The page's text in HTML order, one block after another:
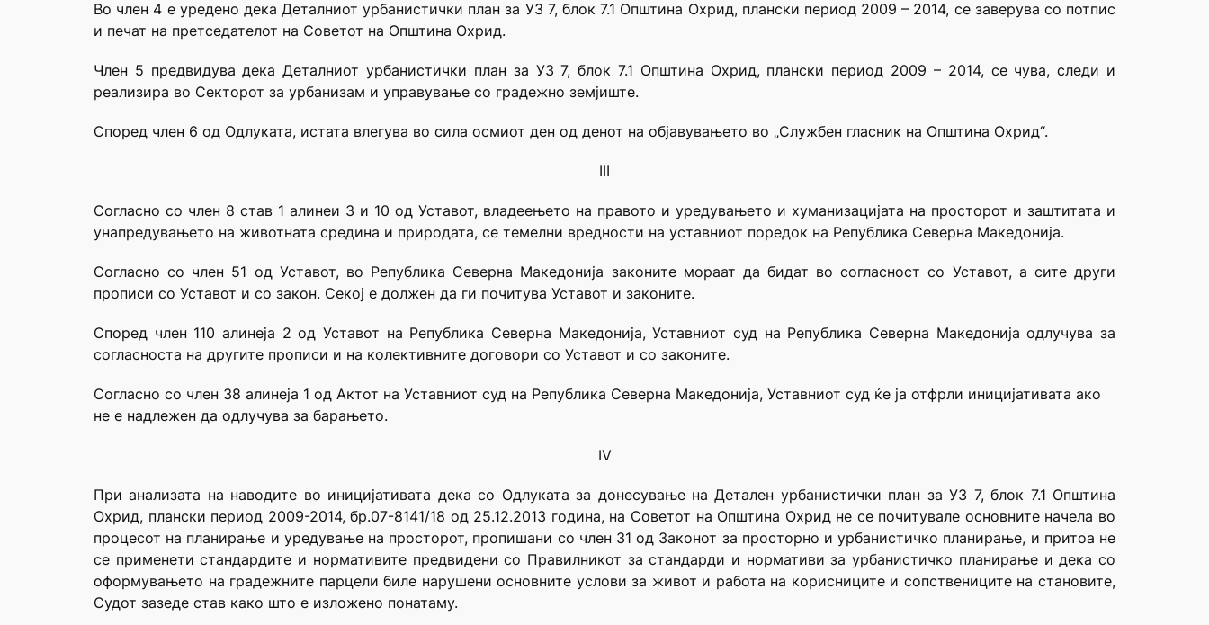
Во член 4 е уредено дека Деталниот урбанистички план за УЗ 7, блок 7.1 Општина Охрид, плански период 2009 – 2014, се заверува со потпис
и печат на претседателот на Советот на Општина Охрид.
Член 5 предвидува дека Деталниот урбанистички план за УЗ 7, блок 7.1 Општина Охрид, плански период 2009 – 2014, се чува, следи и
реализира во Секторот за урбанизам и управување со градежно земјиште.
Според член 6 од Одлуката, истата влегува во сила осмиот ден од денот на објавувањето во „Службен гласник на Општина Охрид“.
III
Согласно со член 8 став 1 алинеи 3 и 10 од Уставот, владеењето на правото и уредувањето и хуманизацијата на просторот и заштитата и
унапредувањето на животната средина и природата, се темелни вредности на уставниот поредок на Република Северна Македонија.
Согласно со член 51 од Уставот, во Република Северна Македонија законите мораат да бидат во согласност со Уставот, а сите други
прописи со Уставот и со закон. Секој е должен да ги почитува Уставот и законите.
Според член 110 алинеја 2 од Уставот на Република Северна Македонија, Уставниот суд на Република Северна Македонија одлучува за
согласноста на другите прописи и на колективните договори со Уставот и со законите.
Согласно со член 38 алинеја 1 од Актот на Уставниот суд на Република Северна Македонија, Уставниот суд ќе ја отфрли иницијативата ако
не е надлежен да одлучува за барањето.
IV
При анализата на наводите во иницијативата дека со Одлуката за донесување на Детален урбанистички план за УЗ 7, блок 7.1 Општина
Охрид, плански период 2009-2014, бр.07-8141/18 од 25.12.2013 година, на Советот на Општина Охрид не се почитувале основните начела во
процесот на планирање и уредување на просторот, пропишани со член 31 од Законот за просторно и урбанистичко планирање, и притоа не
се применети стандардите и нормативите предвидени со Правилникот за стандарди и нормативи за урбанистичко планирање и дека со
оформувањето на градежните парцели биле нарушени основните услови за живот и работа на корисниците и сопствениците на становите,
Судот зазеде став како што е изложено понатаму.